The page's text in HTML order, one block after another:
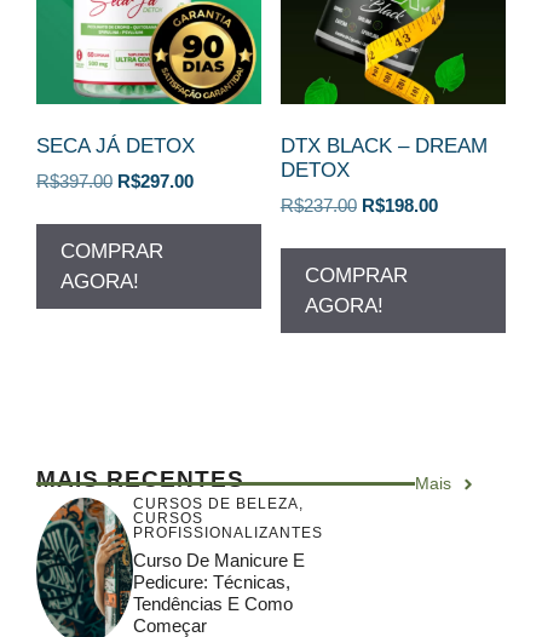
SECA JÁ DETOX
R$397.00 O
era:
R$397.00.
R$297.00O
COMPRAR
AGORA!
DTX BLACK – DREAM
DETOX
R$237.00 O
era:
R$237.00.
R$198.00O
COMPRAR
AGORA!
MAIS RECENTES Mais
CURSOS DE BELEZA,
CURSOS
PROFISSIONALIZANTES
Curso De Manicure E
Pedicure: Técnicas,
Tendências E Como
Começar